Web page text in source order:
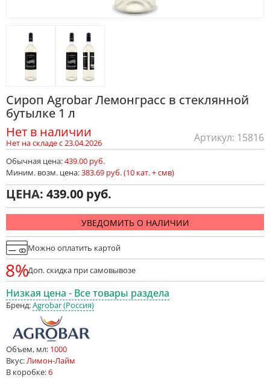
Cироп Agrobar Лемонграсс в стеклянной
бутылке 1 л
Нет в наличии
Нет на складе с 23.04.2026 Артикул: 15816
Обычная цена:439.00 руб.
Миним. возм. цена:383.69 руб. (10 кат. + смв)
ЦЕНА: 439.00
УВЕДОМИТЬ О НАЛИЧИИ
Можно оплатить картой
8%Доп. скидка при самовывозе
Низкая цена - Все товары раздела
Бренд:Agrobar (Россия)
Объем, мл: 1000
Вкус:Лимон-Лайм
В коробке:6